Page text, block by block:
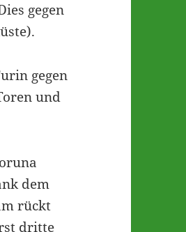
gegen
gegen
und
dem
rückt
dritte